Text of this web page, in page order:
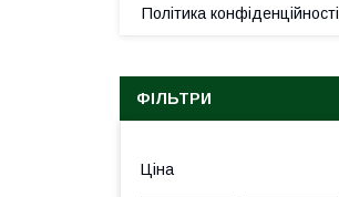
Політика конфіденційності
ФІЛЬТРИ
Ціна